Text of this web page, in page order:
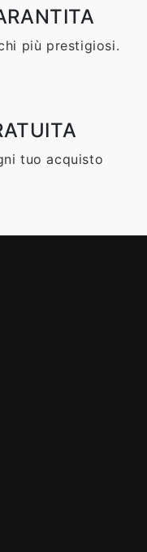
più prestigiosi.
tuo acquisto